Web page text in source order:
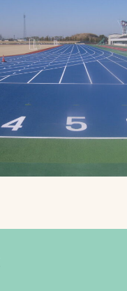
リシー
ィアポリシー